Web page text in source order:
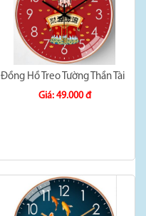
Đồng Hồ Treo Tường Thần Tài
Giá: 49.000 đ